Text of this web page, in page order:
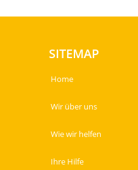
SITEMAP
Home
Wir über uns
Wie wir helfen
Ihre Hilfe